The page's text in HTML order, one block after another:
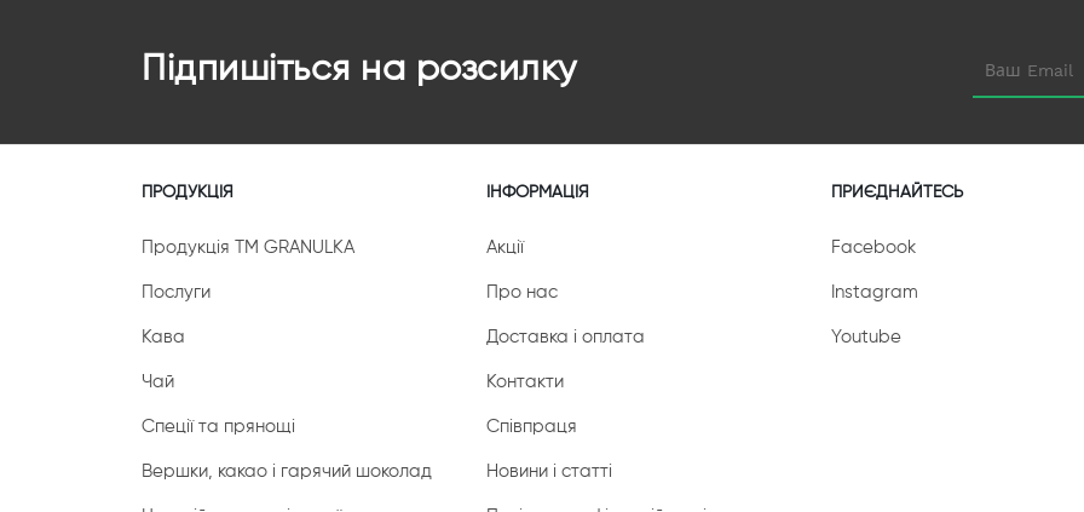
Підпишіться на розсилку
ПРОДУКЦІЯ
Продукція ТМ GRANULKA
Послуги
Кава
Чай
Спеції та прянощі
Вершки, какао і гарячий шоколад
ІНФОРМАЦІЯ
Акції
Про нас
Доставка і оплата
Контакти
Співпраця
Новини і статті
ПРИЄДНАЙТЕСЬ
Facebook
Instagram
Youtube